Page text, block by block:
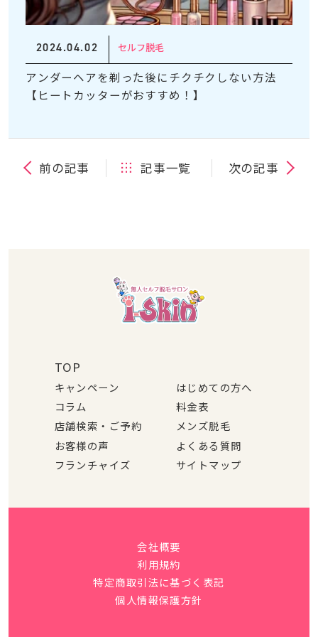
2024.04.02 セルフ脱毛
アンダーヘアを剃った後にチクチクしない方法
【ヒートカッターがおすすめ！】
前の記事 記事一覧 次の記事
TOP
キャンペーン
はじめての方へ
コラム
料金表
店舗検索・ご予約
メンズ脱毛
お客様の声
よくある質問
フランチャイズ
サイトマップ
会社概要
利用規約
特定商取引法に基づく表記
個人情報保護方針